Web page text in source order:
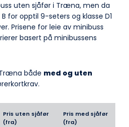
uten sjåfør i Træna, men da
for opptil 9-seters og klasse D1
Prisene for leie av minibuss
basert på minibussens
både med og uten
Pris uten sjåfør
(fra)
Pris med sjåfør
(fra)